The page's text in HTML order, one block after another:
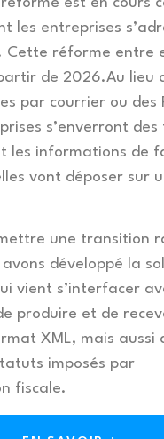
est en cours
les entreprises
Cette réforme entre
de 2026.Au lieu
par courrier ou des
s’enverront des
les informations de
vont déposer sur
une transition
développé la
vient s’interfacer
produire et de
XML, mais aussi
imposés par
fiscale.